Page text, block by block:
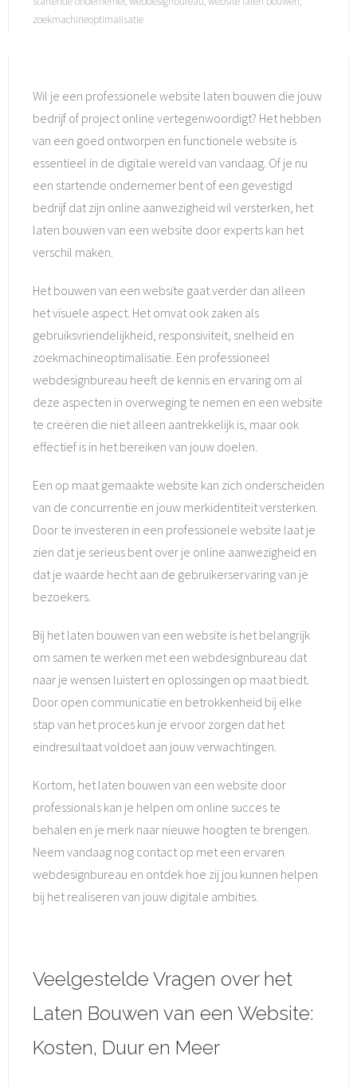
zoekmachineoptimalisatie
Wil je een professionele website laten bouwen die jouw
bedrijf of project online vertegenwoordigt? Het hebben
van een goed ontworpen en functionele website is
essentieel in de digitale wereld van vandaag. Of je nu
een startende ondernemer bent of een gevestigd
bedrijf dat zijn online aanwezigheid wil versterken, het
laten bouwen van een website door experts kan het
verschil maken.
Het bouwen van een website gaat verder dan alleen
het visuele aspect. Het omvat ook zaken als
gebruiksvriendelijkheid, responsiviteit, snelheid en
zoekmachineoptimalisatie. Een professioneel
webdesignbureau heeft de kennis en ervaring om al
deze aspecten in overweging te nemen en een website
te creëren die niet alleen aantrekkelijk is, maar ook
effectief is in het bereiken van jouw doelen.
Een op maat gemaakte website kan zich onderscheiden
van de concurrentie en jouw merkidentiteit versterken.
Door te investeren in een professionele website laat je
zien dat je serieus bent over je online aanwezigheid en
dat je waarde hecht aan de gebruikerservaring van je
bezoekers.
Bij het laten bouwen van een website is het belangrijk
om samen te werken met een webdesignbureau dat
naar je wensen luistert en oplossingen op maat biedt.
Door open communicatie en betrokkenheid bij elke
stap van het proces kun je ervoor zorgen dat het
eindresultaat voldoet aan jouw verwachtingen.
Kortom, het laten bouwen van een website door
professionals kan je helpen om online succes te
behalen en je merk naar nieuwe hoogten te brengen.
Neem vandaag nog contact op met een ervaren
webdesignbureau en ontdek hoe zij jou kunnen helpen
bij het realiseren van jouw digitale ambities.
Veelgestelde Vragen over het
Laten Bouwen van een Website:
Kosten, Duur en Meer